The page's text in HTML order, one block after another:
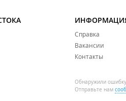
Справка
Вакансии
Контакты
Обнаружили
Отправьте нам